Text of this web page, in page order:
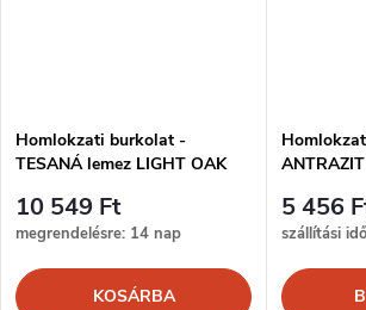
Homlokzati burkolat -
TESANÁ lemez LIGHT OAK
10 549 Ft
megrendelésre: 14 nap
KOSÁRBA
5 456
szállítási